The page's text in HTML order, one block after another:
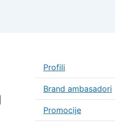
Profili
Brand ambasadori
Promocije